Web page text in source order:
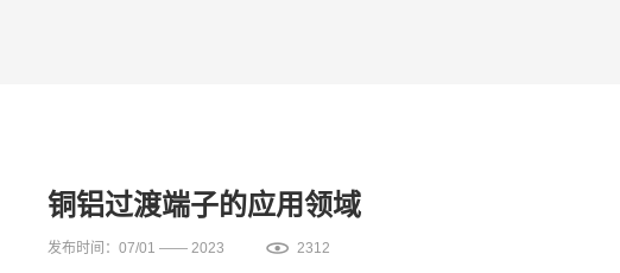
铜铝过渡端子的应用领域
发布时间：07/01 —— 2023 2312